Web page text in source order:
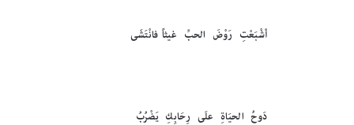
أشْبَعْتِ رَوْضَ الحبِّ غيثاً فانْتَشَى
دَوحُ الحيَاةِ علَى رِحَابِكِ يَضْرُبُ